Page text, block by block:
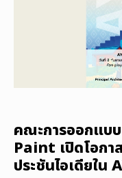
คณะการออกแบ
Paint เปิดโอก
ประชันไอเดียใน